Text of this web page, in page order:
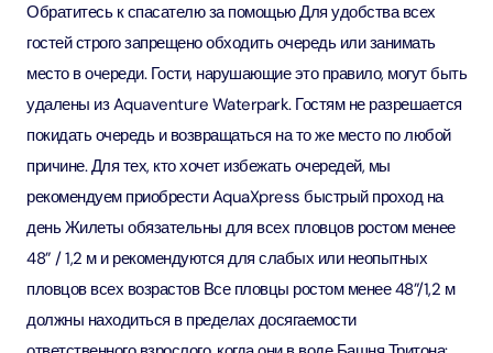
Обратитесь к спасателю за помощью Для удобства всех
гостей строго запрещено обходить очередь или занимать
место в очереди. Гости, нарушающие это правило, могут быть
удалены из Aquaventure Waterpark. Гостям не разрешается
покидать очередь и возвращаться на то же место по любой
причине. Для тех, кто хочет избежать очередей, мы
рекомендуем приобрести AquaXpress быстрый проход на
день Жилеты обязательны для всех пловцов ростом менее
48” / 1,2 м и рекомендуются для слабых или неопытных
пловцов всех возрастов Все пловцы ростом менее 48”/1,2 м
должны находиться в пределах досягаемости